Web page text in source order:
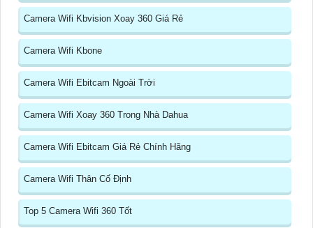
Camera Wifi Kbvision Xoay 360 Giá Rẻ
Camera Wifi Kbone
Camera Wifi Ebitcam Ngoài Trời
Camera Wifi Xoay 360 Trong Nhà Dahua
Camera Wifi Ebitcam Giá Rẻ Chính Hãng
Camera Wifi Thân Cố Định
Top 5 Camera Wifi 360 Tốt